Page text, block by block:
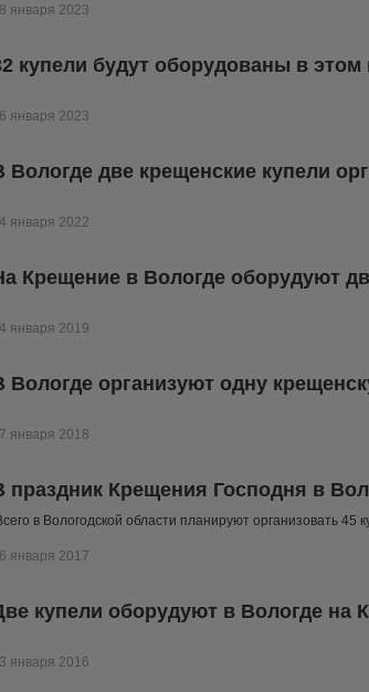
января 2023
купели будут оборудованы в
января 2023
Вологде две крещенские купели
января 2022
Крещение в Вологде оборудуют
января 2019
Вологде организуют одну
января 2018
праздник Крещения Господня в
в Вологодской области планируют организовать 45
января 2017
купели оборудуют в Вологде на
января 2016